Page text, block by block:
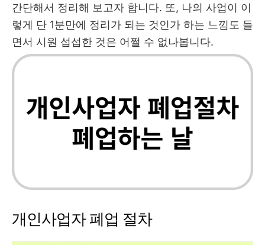
간단해서 정리해 보고자 합니다. 또, 나의 사업이 이
렇게 단 1분만에 정리가 되는 것인가 하는 느낌도 들
면서 시원 섭섭한 것은 어쩔 수 없나봅니다.
개인사업자 폐업 절차